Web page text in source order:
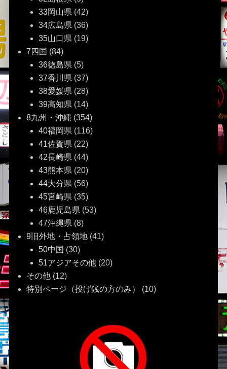
33岡山県 (42)
34広島県 (36)
35山口県 (19)
7四国 (84)
36徳島県 (5)
37香川県 (37)
38愛媛県 (28)
39高知県 (14)
8九州・沖縄 (354)
40福岡県 (116)
41佐賀県 (22)
42長崎県 (44)
43熊本県 (20)
44大分県 (56)
45宮崎県 (35)
46鹿児島県 (53)
47沖縄県 (8)
9旧外地・占領地(41)
50中国 (30)
51アジアその他(20)
その他(12)
特別ページ（投げ銭の方のみ）
(10)